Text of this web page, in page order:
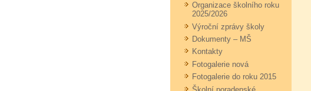
Organizace školního roku
2025/2026
Výroční zprávy školy
Dokumenty – MŠ
Kontakty
Fotogalerie nová
Fotogalerie do roku 2015